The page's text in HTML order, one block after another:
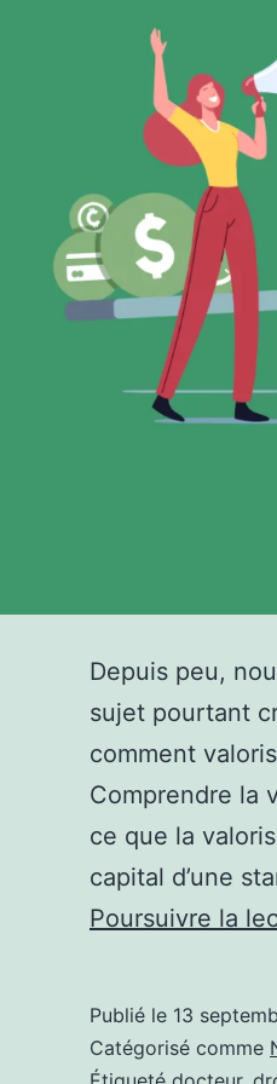
Depuis peu,
sujet pourtant
comment
Comprendre la
ce que la
capital d’une
Poursuivre la
Publié le 13
Catégorisé comme